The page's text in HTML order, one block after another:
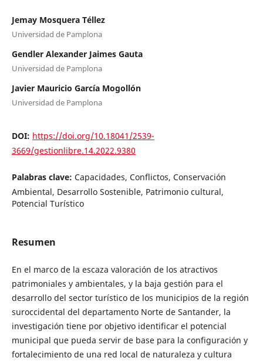
Jemay Mosquera Téllez
Universidad de Pamplona
Gendler Alexander Jaimes Gauta
Universidad de Pamplona
Javier Mauricio García Mogollón
Universidad de Pamplona
DOI: https://doi.org/10.18041/2539-
3669/gestionlibre.14.2022.9380
Palabras clave: Capacidades, Conflictos, Conservación
Ambiental, Desarrollo Sostenible, Patrimonio cultural,
Potencial Turístico
Resumen
En el marco de la escaza valoración de los atractivos
patrimoniales y ambientales, y la baja gestión para el
desarrollo del sector turístico de los municipios de la región
suroccidental del departamento Norte de Santander, la
investigación tiene por objetivo identificar el potencial
municipal que pueda servir de base para la configuración y
fortalecimiento de una red local de naturaleza y cultura